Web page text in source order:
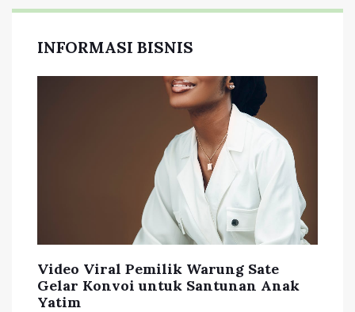
INFORMASI BISNIS
Video Viral Pemilik Warung Sate
Gelar Konvoi untuk Santunan Anak
Yatim